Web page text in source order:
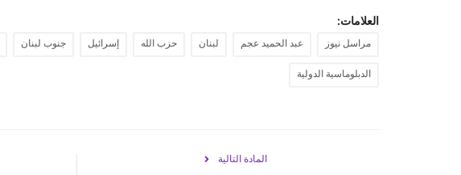
العلامات:
مراسل نيوز عبد الحميد عجم لبنان حزب الله إسرائيل جنوب لبنان
الدبلوماسية الدولية
المادة التالية